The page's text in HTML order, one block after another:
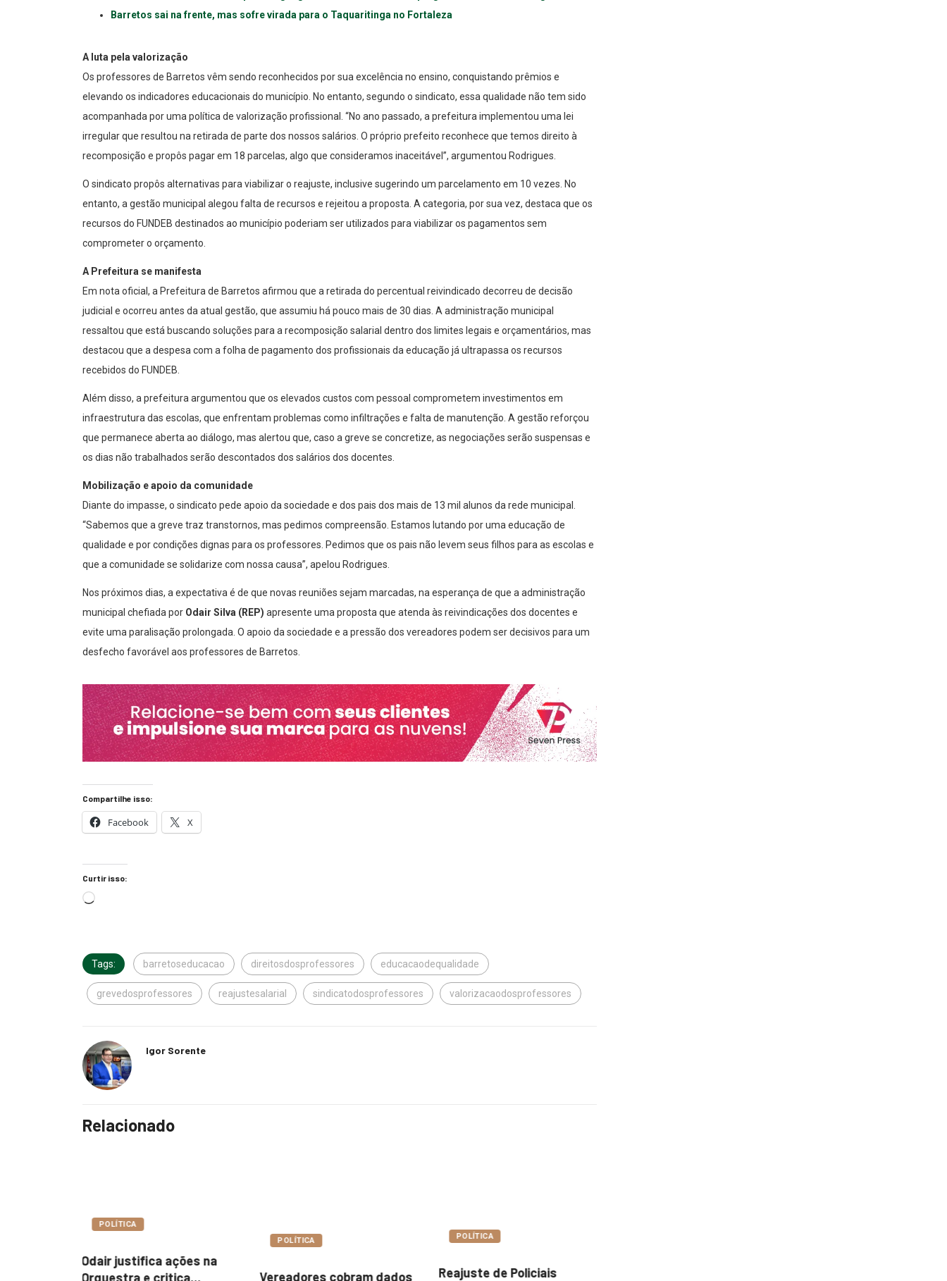
Barretos sai na frente, mas sofre virada para o Taquaritinga no Fortaleza
A luta pela valorização
Os professores de Barretos vêm sendo reconhecidos por sua excelência no ensino, conquistando prêmios e
elevando os indicadores educacionais do município. No entanto, segundo o sindicato, essa qualidade não tem sido
acompanhada por uma política de valorização profissional. “No ano passado, a prefeitura implementou uma lei
irregular que resultou na retirada de parte dos nossos salários. O próprio prefeito reconhece que temos direito à
recomposição e propôs pagar em 18 parcelas, algo que consideramos inaceitável”, argumentou Rodrigues.
O sindicato propôs alternativas para viabilizar o reajuste, inclusive sugerindo um parcelamento em 10 vezes. No
entanto, a gestão municipal alegou falta de recursos e rejeitou a proposta. A categoria, por sua vez, destaca que os
recursos do FUNDEB destinados ao município poderiam ser utilizados para viabilizar os pagamentos sem
comprometer o orçamento.
A Prefeitura se manifesta
Em nota oficial, a Prefeitura de Barretos afirmou que a retirada do percentual reivindicado decorreu de decisão
judicial e ocorreu antes da atual gestão, que assumiu há pouco mais de 30 dias. A administração municipal
ressaltou que está buscando soluções para a recomposição salarial dentro dos limites legais e orçamentários, mas
destacou que a despesa com a folha de pagamento dos profissionais da educação já ultrapassa os recursos
recebidos do FUNDEB.
Além disso, a prefeitura argumentou que os elevados custos com pessoal comprometem investimentos em
infraestrutura das escolas, que enfrentam problemas como infiltrações e falta de manutenção. A gestão reforçou
que permanece aberta ao diálogo, mas alertou que, caso a greve se concretize, as negociações serão suspensas e
os dias não trabalhados serão descontados dos salários dos docentes.
Mobilização e apoio da comunidade
Diante do impasse, o sindicato pede apoio da sociedade e dos pais dos mais de 13 mil alunos da rede municipal.
“Sabemos que a greve traz transtornos, mas pedimos compreensão. Estamos lutando por uma educação de
qualidade e por condições dignas para os professores. Pedimos que os pais não levem seus filhos para as escolas e
que a comunidade se solidarize com nossa causa”, apelou Rodrigues.
Nos próximos dias, a expectativa é de que novas reuniões sejam marcadas, na esperança de que a administração
municipal chefiada por Odair Silva (REP) apresente uma proposta que atenda às reivindicações dos docentes e
evite uma paralisação prolongada. O apoio da sociedade e a pressão dos vereadores podem ser decisivos para um
desfecho favorável aos professores de Barretos.
Compartilhe isso:
Facebook X
Curtir isso:
Tags: barretoseducacao direitosdosprofessores educacaodequalidade
grevedosprofessores reajustesalarial sindicatodosprofessores valorizacaodosprofessores
Igor Sorente
Relacionado
Vereadores cobram dados
POLÍTICA
Reajuste de Policiais
Orquestra e critica...